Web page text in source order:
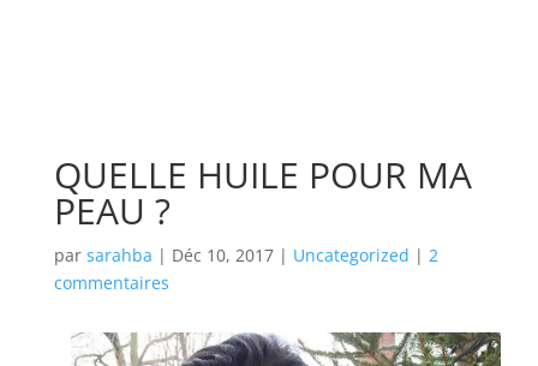
QUELLE HUILE POUR MA
PEAU ?
par sarahba | Déc 10, 2017| Uncategorized | 2
commentaires